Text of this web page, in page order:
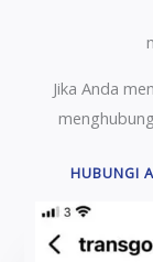
Jika Anda
HUBUNGI